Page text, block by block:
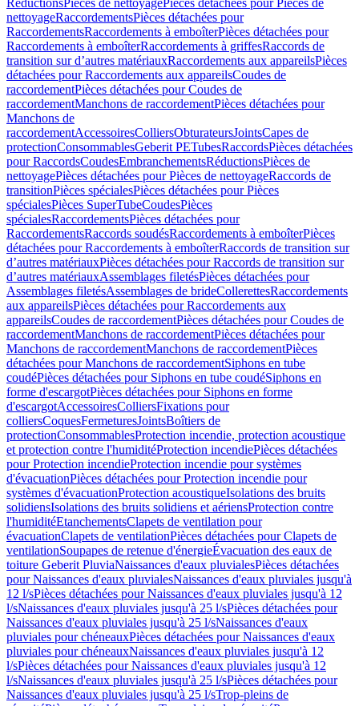
RéductionsPièces de nettoyagePièces détachées pour Pièces de
nettoyageRaccordementsPièces détachées pour
RaccordementsRaccordements à emboîterPièces détachées pour
Raccordements à emboîterRaccordements à griffesRaccords de
transition sur d’autres matériauxRaccordements aux appareilsPièces
détachées pour Raccordements aux appareilsCoudes de
raccordementPièces détachées pour Coudes de
raccordementManchons de raccordementPièces détachées pour
Manchons de
raccordementAccessoiresColliersObturateursJointsCapes de
protectionConsommablesGeberit PETubesRaccordsPièces détachées
pour RaccordsCoudesEmbranchementsRéductionsPièces de
nettoyagePièces détachées pour Pièces de nettoyageRaccords de
transitionPièces spécialesPièces détachées pour Pièces
spécialesPièces SuperTubeCoudesPièces
spécialesRaccordementsPièces détachées pour
RaccordementsRaccords soudésRaccordements à emboîterPièces
détachées pour Raccordements à emboîterRaccords de transition sur
d’autres matériauxPièces détachées pour Raccords de transition sur
d’autres matériauxAssemblages filetésPièces détachées pour
Assemblages filetésAssemblages de brideCollerettesRaccordements
aux appareilsPièces détachées pour Raccordements aux
appareilsCoudes de raccordementPièces détachées pour Coudes de
raccordementManchons de raccordementPièces détachées pour
Manchons de raccordementManchons de raccordementPièces
détachées pour Manchons de raccordementSiphons en tube
coudéPièces détachées pour Siphons en tube coudéSiphons en
forme d'escargotPièces détachées pour Siphons en forme
d'escargotAccessoiresColliersFixations pour
colliersCoquesFermeturesJointsBoîtiers de
protectionConsommablesProtection incendie, protection acoustique
et protection contre l'humiditéProtection incendiePièces détachées
pour Protection incendieProtection incendie pour systèmes
d'évacuationPièces détachées pour Protection incendie pour
systèmes d'évacuationProtection acoustiqueIsolations des bruits
solidiensIsolations des bruits solidiens et aériensProtection contre
l'humiditéEtanchementsClapets de ventilation pour
évacuationClapets de ventilationPièces détachées pour Clapets de
ventilationSoupapes de retenue d'énergieÉvacuation des eaux de
toiture Geberit PluviaNaissances d'eaux pluvialesPièces détachées
pour Naissances d'eaux pluvialesNaissances d'eaux pluviales jusqu'à
12 l/sPièces détachées pour Naissances d'eaux pluviales jusqu'à 12
l/sNaissances d'eaux pluviales jusqu'à 25 l/sPièces détachées pour
Naissances d'eaux pluviales jusqu'à 25 l/sNaissances d'eaux
pluviales pour chéneauxPièces détachées pour Naissances d'eaux
pluviales pour chéneauxNaissances d'eaux pluviales jusqu'à 12
l/sPièces détachées pour Naissances d'eaux pluviales jusqu'à 12
l/sNaissances d'eaux pluviales jusqu'à 25 l/sPièces détachées pour
Naissances d'eaux pluviales jusqu'à 25 l/sTrop-pleins de